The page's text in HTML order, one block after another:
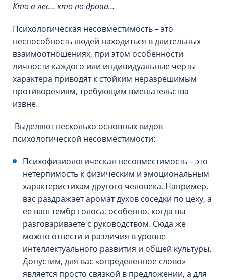
Кто в лес… кто по дрова…
Психологическая несовместимость – это
неспособность людей находиться в длительных
взаимоотношениях, при этом особенности
личности каждого или индивидуальные черты
характера приводят к стойким неразрешимым
противоречиям, требующим вмешательства
извне.
Выделяют несколько основных видов
психологической несовместимости:
Психофизиологическая несовместимость – это
нетерпимость к физическим и эмоциональным
характеристикам другого человека. Например,
вас раздражает аромат духов соседки по цеху, а
ее ваш тембр голоса, особенно, когда вы
разговариваете с руководством. Сюда же
можно отнести и различия в уровне
интеллектуального развития и общей культуры.
Допустим, для вас «определенное слово»
является просто связкой в предложении, а для